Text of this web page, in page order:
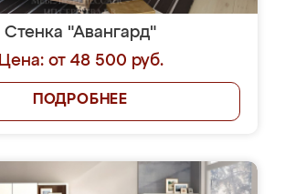
Стенка "Авангард"
Цена: от 48 500 руб.
ПОДРОБНЕЕ